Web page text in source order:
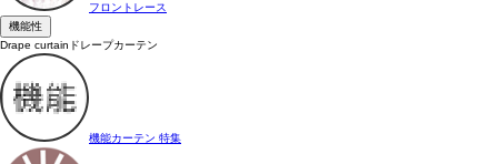
フロントレース
機能性
Drape curtain ドレープカーテン
機能カーテン 特集